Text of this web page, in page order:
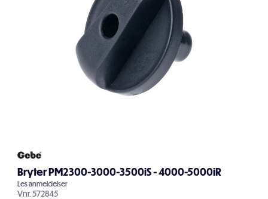
Bryter PM2300-3000-3500iS - 4000-5000iR
Lesanmeldelser
Vnr.572845